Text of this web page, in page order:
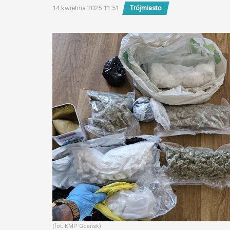
14 kwietnia 2025 11:51 Trójmiasto
(fot. KMP Gdańsk)